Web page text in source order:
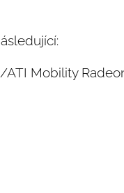
Mobility